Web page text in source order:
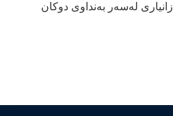
زانیاری لەسەر بەنداوی دوكان